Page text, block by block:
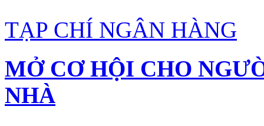
TẠP CHÍ NGÂN HÀNG
MỞ CƠ HỘI CHO
NHÀ